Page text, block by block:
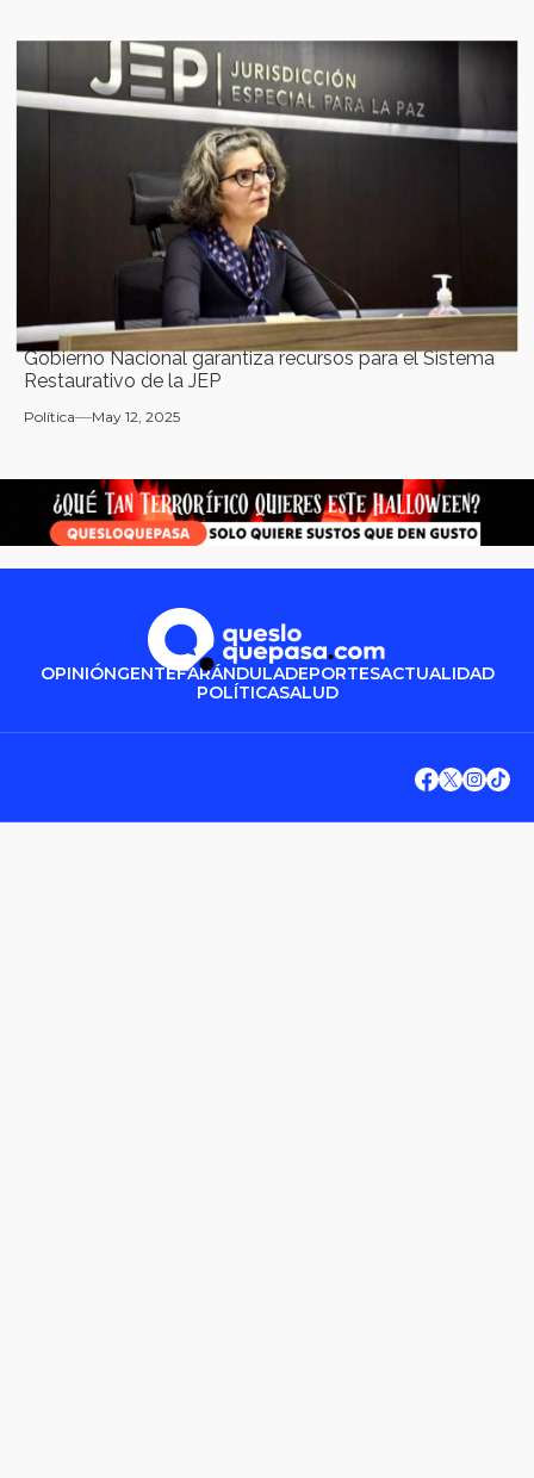
Gobierno Nacional garantiza recursos para el Sistema
Restaurativo de la JEP
Política May 12, 2025
OPINIÓNGENTEFARÁNDULADEPORTESACTUALIDAD
POLÍTICASALUD